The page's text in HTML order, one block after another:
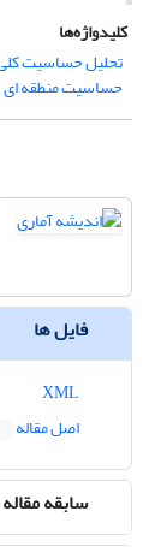
کلیدواژه‌ها
تحلیل حساسیت
حساسیت منطقه ای
فایل ها
اصل مقاله
سابقه مقاله